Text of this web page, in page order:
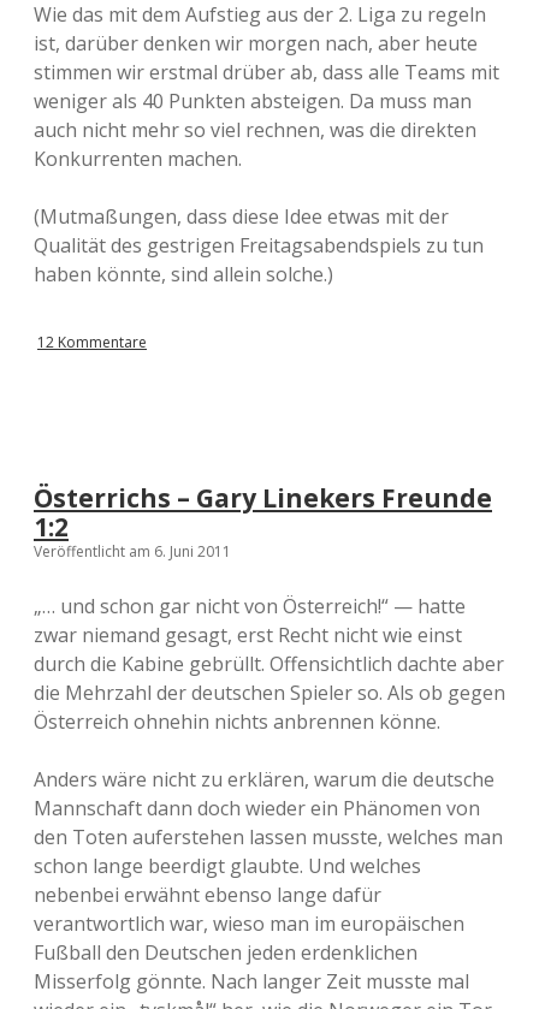
Wie das mit dem Aufstieg aus der 2. Liga zu regeln
ist, darüber denken wir morgen nach, aber heute
stimmen wir erstmal drüber ab, dass alle Teams mit
weniger als 40 Punkten absteigen. Da muss man
auch nicht mehr so viel rechnen, was die direkten
Konkurrenten machen.
(Mutmaßungen, dass diese Idee etwas mit der
Qualität des gestrigen Freitagsabendspiels zu tun
haben könnte, sind allein solche.)
12 Kommentare
Österrichs – Gary Linekers Freunde
1:2
Veröffentlicht am 6. Juni 2011
„… und schon gar nicht von Österreich!“ — hatte
zwar niemand gesagt, erst Recht nicht wie einst
durch die Kabine gebrüllt. Offensichtlich dachte aber
die Mehrzahl der deutschen Spieler so. Als ob gegen
Österreich ohnehin nichts anbrennen könne.
Anders wäre nicht zu erklären, warum die deutsche
Mannschaft dann doch wieder ein Phänomen von
den Toten auferstehen lassen musste, welches man
schon lange beerdigt glaubte. Und welches
nebenbei erwähnt ebenso lange dafür
verantwortlich war, wieso man im europäischen
Fußball den Deutschen jeden erdenklichen
Misserfolg gönnte. Nach langer Zeit musste mal